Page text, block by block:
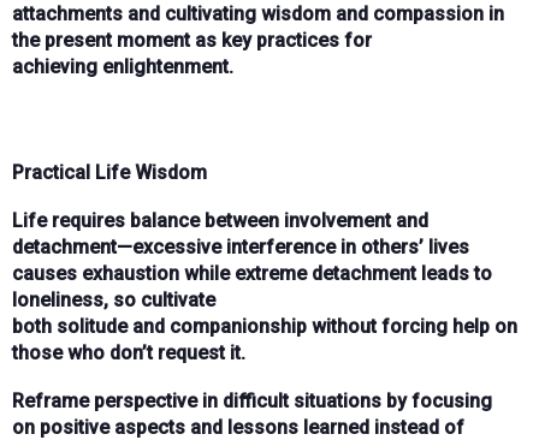
attachments and cultivating wisdom and compassion in
the present momentas key practices for
achieving enlightenment.
Practical Life Wisdom
Life requires balancebetween involvement and
detachment—excessive interferencein others’ lives
causes exhaustion while extreme detachmentleads to
loneliness, so cultivate
both solitudeand companionship without forcing help on
those who don’t request it.
Reframe perspectivein difficult situations by focusing
on positive aspects and lessons learned instead of